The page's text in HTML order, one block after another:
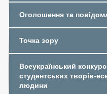
Оголошення та
Точка зору
Всеукраїнський
студентських творів-
людини